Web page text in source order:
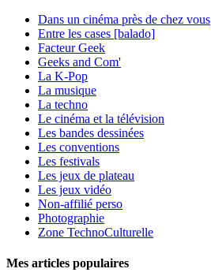
Dans un cinéma près de chez vous
Entre les cases [balado]
Facteur Geek
Geeks and Com'
La K-Pop
La musique
La techno
Le cinéma et la télévision
Les bandes dessinées
Les conventions
Les festivals
Les jeux de plateau
Les jeux vidéo
Non-affilié perso
Photographie
Zone TechnoCulturelle
Mes articles populaires